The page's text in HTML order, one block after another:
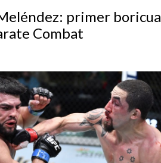
primer boricua
Combat